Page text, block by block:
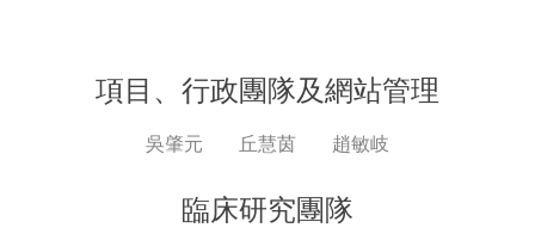
項目、行政團隊及網站管理
吳肇元 丘慧茵 趙敏岐
臨床研究團隊